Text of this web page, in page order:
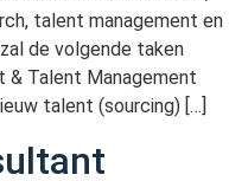
talent management en
de volgende taken
& Talent Management
talent (sourcing) […]